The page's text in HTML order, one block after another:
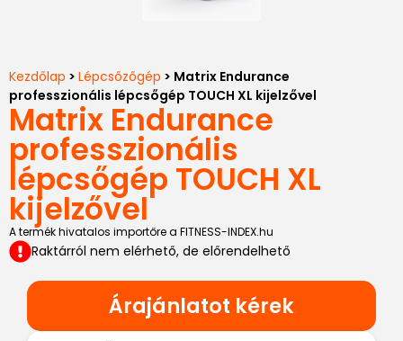
Kezdőlap > Lépcsőzőgép > Matrix Endurance
professzionális lépcsőgép TOUCH XL kijelzővel
Matrix Endurance
professzionális
lépcsőgép TOUCH XL
kijelzővel
A termék hivatalos importőre a FITNESS-INDEX.hu
Raktárról nem elérhető, de előrendelhető
Árajánlatot kérek